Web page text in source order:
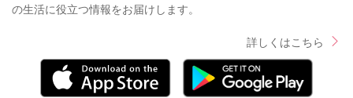
の生活に役立つ情報をお届けします。
詳しくはこちら